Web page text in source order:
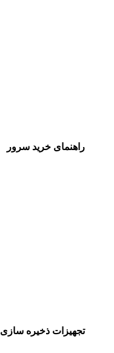
راهنمای خرید سرور
تجهیزات ذخیره سازی HPE